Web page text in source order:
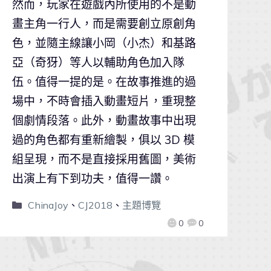
0 0
然而，玩家在遊戲內所使用的不是動
畫主角一行人，而是需要創立原創角
色，並隨主線讓小岡（小杰）和基路
亞（奇犽）等人以輔助角色加入隊
伍。值得一提的是。在故事推進的過
場中，不時會插入動畫短片，重現整
個劇情段落。此外，動畫故事中出現
過的角色都有重新繪製，俱以 3D 模
組呈現，而不是直接採用舊圖，美術
出演上有下到功夫，值得一讚。
ChinaJoy、 CJ2018 、 主題博覽